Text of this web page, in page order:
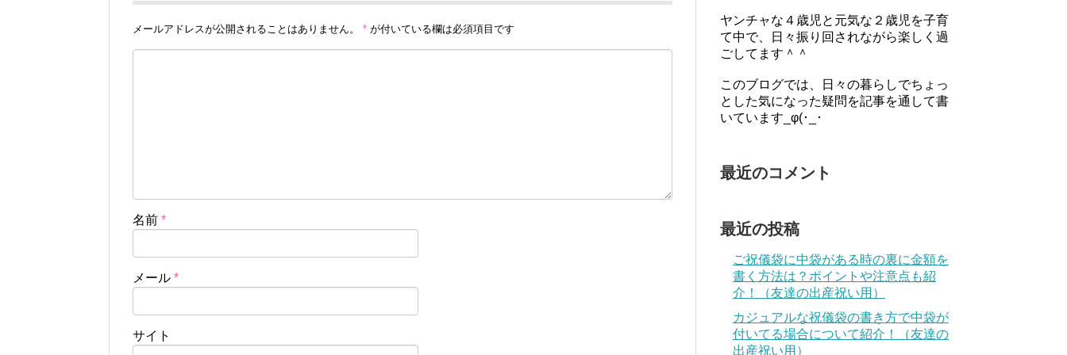
メールアドレスが公開されることはありません。 * が付いている欄は必須項目です
名前 *
メール *
サイト
ヤンチャな４歳児と元気な２歳児を子育
て中で、日々振り回されながら楽しく過
ごしてます＾＾
このブログでは、日々の暮らしでちょっ
とした気になった疑問を記事を通して書
いています_φ(･_･
最近のコメント
最近の投稿
ご祝儀袋に中袋がある時の裏に金額を
書く方法は？ポイントや注意点も紹
介！（友達の出産祝い用）
カジュアルな祝儀袋の書き方で中袋が
付いてる場合について紹介！（友達の
出産祝い用）